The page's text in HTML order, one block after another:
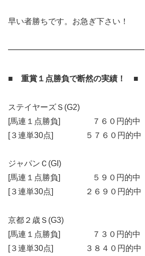
早い者勝ちです。お急ぎ下さい！
━━━━━━━━━━━━━━━━━
■ 重賞１点勝負で断然の実績！ ■
ステイヤーズＳ(G2)
[馬連１点勝負] ７６０円的中
[３連単30点] ５７６０円的中
ジャパンＣ(GI)
[馬連１点勝負] ５９０円的中
[３連単30点] ２６９０円的中
京都２歳Ｓ(G3)
[馬連１点勝負] ７３０円的中
[３連単30点] ３８４０円的中